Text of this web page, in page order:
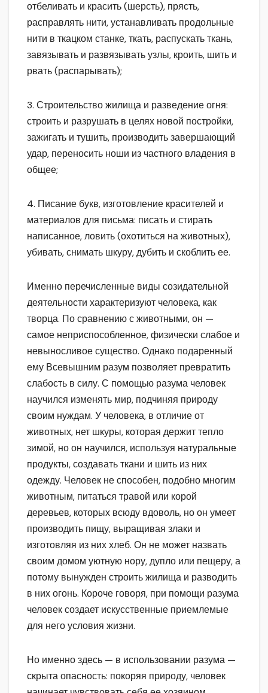
отбеливать и красить (шерсть), прясть,
расправлять нити, устанавливать продольные
нити в ткацком станке, ткать, распускать ткань,
завязывать и развязывать узлы, кроить, шить и
рвать (распарывать);
3. Строительство жилища и разведение огня:
строить и разрушать в целях новой постройки,
зажигать и тушить, производить завершающий
удар, переносить ноши из частного владения в
общее;
4. Писание букв, изготовление красителей и
материалов для письма: писать и стирать
написанное, ловить (охотиться на животных),
убивать, снимать шкуру, дубить и скоблить ее.
Именно перечисленные виды созидательной
деятельности характеризуют человека, как
творца. По сравнению с животными, он —
самое неприспособленное, физически слабое и
невыносливое существо. Однако подаренный
ему Всевышним разум позволяет превратить
слабость в силу. С помощью разума человек
научился изменять мир, подчиняя природу
своим нуждам. У человека, в отличие от
животных, нет шкуры, которая держит тепло
зимой, но он научился, используя натуральные
продукты, создавать ткани и шить из них
одежду. Человек не способен, подобно многим
животным, питаться травой или корой
деревьев, которых всюду вдоволь, но он умеет
производить пищу, выращивая злаки и
изготовляя из них хлеб. Он не может назвать
своим домом уютную нору, дупло или пещеру, а
потому вынужден строить жилища и разводить
в них огонь. Короче говоря, при помощи разума
человек создает искусственные приемлемые
для него условия жизни.
Но именно здесь — в использовании разума —
скрыта опасность: покоряя природу, человек